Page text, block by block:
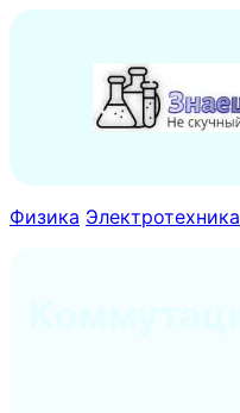
содержимому
Физика Электротехника